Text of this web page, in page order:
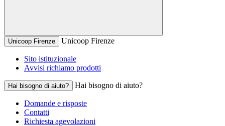
Unicoop Firenze Unicoop Firenze
Sito istituzionale
Avvisi richiamo prodotti
Hai bisogno di aiuto? Hai bisogno di aiuto?
Domande e risposte
Contatti
Richiesta agevolazioni